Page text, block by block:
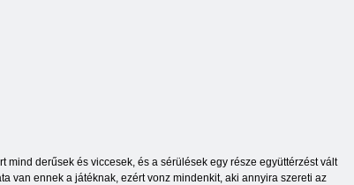
derűsek és viccesek, és a sérülések egy része együttérzést vált
van ennek a játéknak, ezért vonz mindenkit, aki annyira szereti az